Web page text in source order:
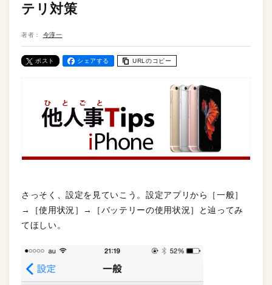
テリ対策
著者： 今淳一
ポスト シェアする URLのコピー
さっそく、設定を見ていこう。設定アプリから［一般］
→［使用状況］→［バッテリーの使用状況］と辿ってみ
てほしい。